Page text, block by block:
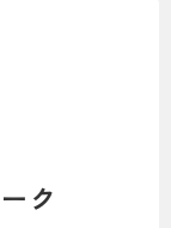
ク